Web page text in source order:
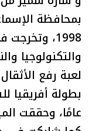
1998،
والتكنولوجيا